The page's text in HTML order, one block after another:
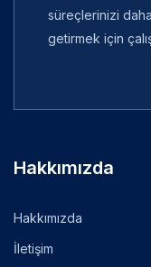
süreçlerinizi
getirmek için
Hakkımızda
Hakkımızda
İletişim